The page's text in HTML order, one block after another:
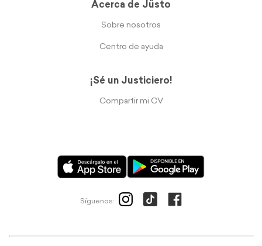
Acerca de Jüsto
Sobre nosotros
Centro de ayuda
¡Sé un Justiciero!
Compartir mi CV
Síguenos: